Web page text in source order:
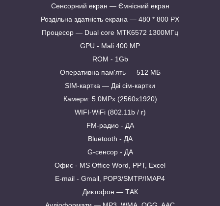
Сенсорний екран — Ємнісний екран
Роздільна здатність екрана — 480 * 800 PX
Процесор — Dual core MTK6572 1300МГц
GPU - Mali 400 MP
ROM - 1Gb
Оперативна пам'ять — 512 МБ
SIM-картка — Дві сім-картки
Камери: 5.0MPх (2560x1920)
WIFI-WiFi (802.11b / г)
FM-радио - ДА
Bluetooth - ДА
G-сенсор - ДА
Офис - MS Office Word, PPT, Excel
E-mail - Gmail, POP3/SMTP/IMAP4
Диктофон — ТАК